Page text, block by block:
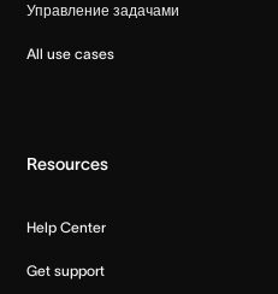
Управление задачами
All use cases
Resources
Help Center
Get support